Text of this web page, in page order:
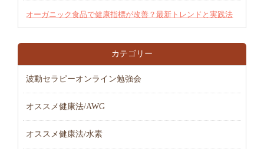
オーガニック食品で健康指標が改善？最新トレンドと実践法
カテゴリー
波動セラピーオンライン勉強会
オススメ健康法/AWG
オススメ健康法/水素